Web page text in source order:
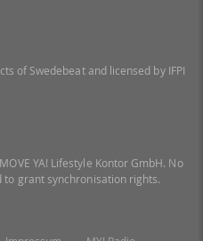
of Swedebeat and licensed by IFPI
YA! Lifestyle Kontor GmbH. No
to grant synchronisation rights.